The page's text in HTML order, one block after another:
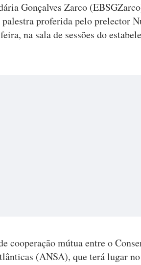
Gonçalves Zarco
proferida pelo prelector
na sala de sessões do
cooperação mútua entre o
(ANSA), que terá lugar